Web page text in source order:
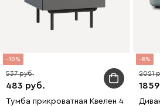
10
483
537
Тумба прикроватная Квелен 48x55
8
1859
2021